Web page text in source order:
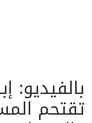
بالفيديو:
تقتحم